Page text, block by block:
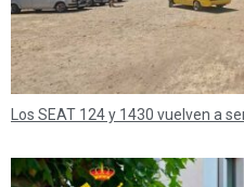
Los SEAT 124 y 1430 vuelven a